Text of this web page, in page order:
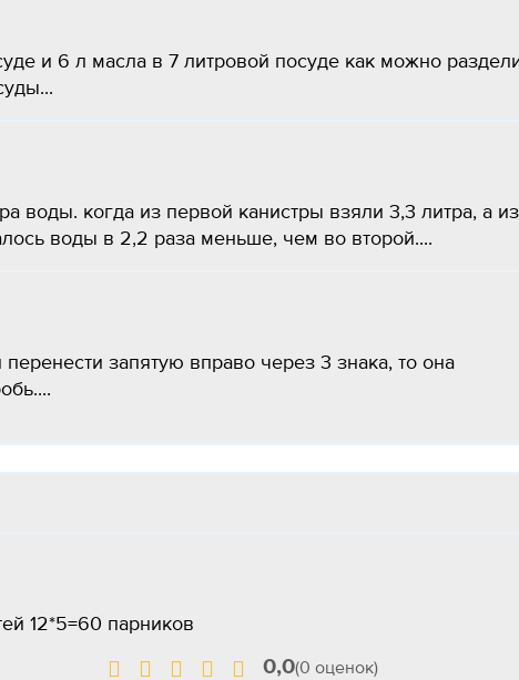
и 6 л масла в 7 литровой посуде как можно
воды. когда из первой канистры взяли 3,3 литра, а из
воды в 2,2 раза меньше, чем во второй....
запятую вправо через 3 знака, то она
12*5=60 парников
0,0(0 оценок)